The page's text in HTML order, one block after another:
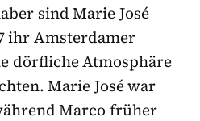
sind Marie José
ihr Amsterdamer
dörfliche Atmosphäre
Marie José war
Marco früher